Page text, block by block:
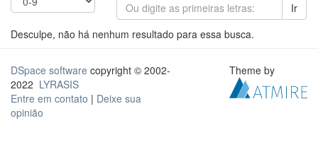
Ir
Desculpe, não há nenhum resultado para essa busca.
DSpace software copyright © 2002-
2022 LYRASIS
Entre em contato | Deixe sua
opinião
Theme by